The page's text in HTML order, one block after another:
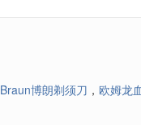
Braun博朗剃须刀 ， 欧姆龙